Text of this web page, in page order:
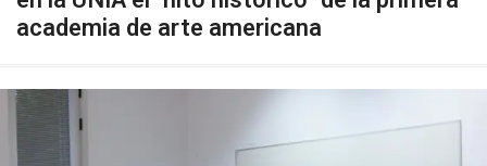
academia de arte americana